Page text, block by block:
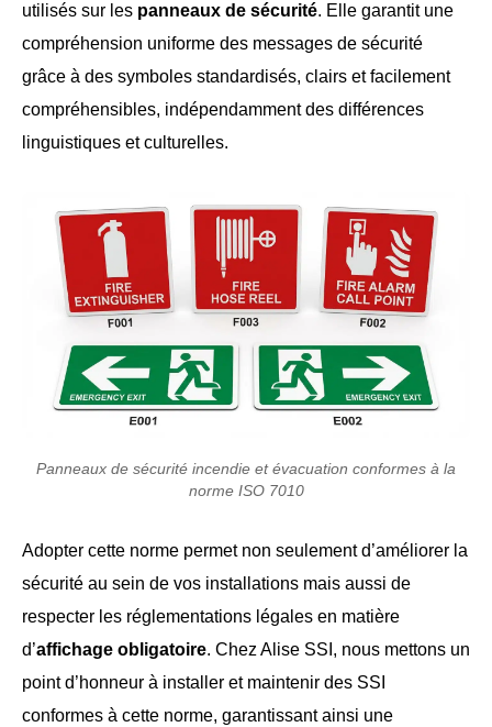
utilisés sur les panneaux de sécurité. Elle garantit une
compréhension uniforme des messages de sécurité
grâce à des symboles standardisés, clairs et facilement
compréhensibles, indépendamment des différences
linguistiques et culturelles.
Panneaux de sécurité incendie et évacuation conformes à la
norme ISO 7010
Adopter cette norme permet non seulement d’améliorer la
sécurité au sein de vos installations mais aussi de
respecter les réglementations légales en matière
d’affichage obligatoire. Chez Alise SSI, nous mettons un
point d’honneur à installer et maintenir des SSI
conformes à cette norme, garantissant ainsi une